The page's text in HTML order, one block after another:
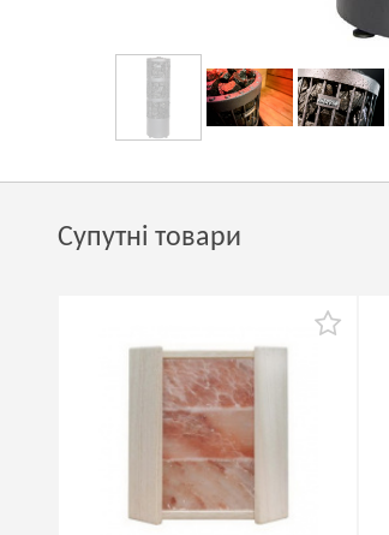
Супутні товари